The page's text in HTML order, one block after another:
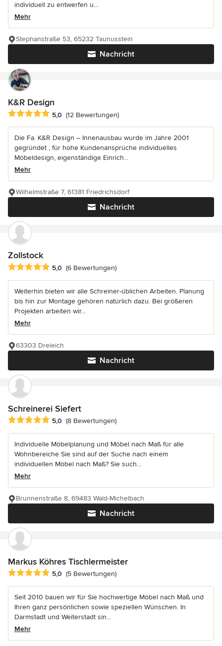
individuell zu entwerfen u...
Mehr
Nachricht
Stephanstraße 53, 65232 Taunusstein
K&R Design
Durchschnittliche Bewertung: 5 von 5 Sternen
5,0 (12 Bewertungen)
Die Fa. K&R Design – Innenausbau wurde im Jahre 2001
gegründet , für hohe Kundenansprüche individuelles
Möbeldesign, eigenständige Einrich...
Mehr
Nachricht
Wilhelmstraße 7, 61381 Friedrichsdorf
Zollstock
Durchschnittliche Bewertung: 5 von 5 Sternen
5,0 (6 Bewertungen)
Weiterhin bieten wir alle Schreiner-üblichen Arbeiten. Planung
bis hin zur Montage gehören natürlich dazu. Bei größeren
Projekten arbeiten wir...
Mehr
Nachricht
63303 Dreieich
Schreinerei Siefert
Durchschnittliche Bewertung: 5 von 5 Sternen
5,0 (8 Bewertungen)
Individuelle Möbelplanung und Möbel nach Maß für alle
Wohnbereiche Sie sind auf der Suche nach einem
individuellen Möbel nach Maß? Sie such...
Mehr
Nachricht
Brunnenstraße 8, 69483 Wald-Michelbach
Markus Köhres Tischlermeister
Durchschnittliche Bewertung: 5 von 5 Sternen
5,0 (5 Bewertungen)
Seit 2010 bauen wir für Sie hochwertige Möbel nach Maß und
Ihren ganz persönlichen sowie speziellen Wünschen. In
Darmstadt und Weiterstadt sin...
Mehr